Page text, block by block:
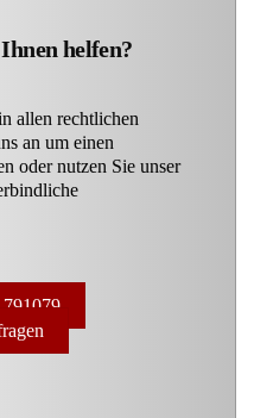
helfen?
allen rechtlichen
an um einen
oder nutzen Sie unser